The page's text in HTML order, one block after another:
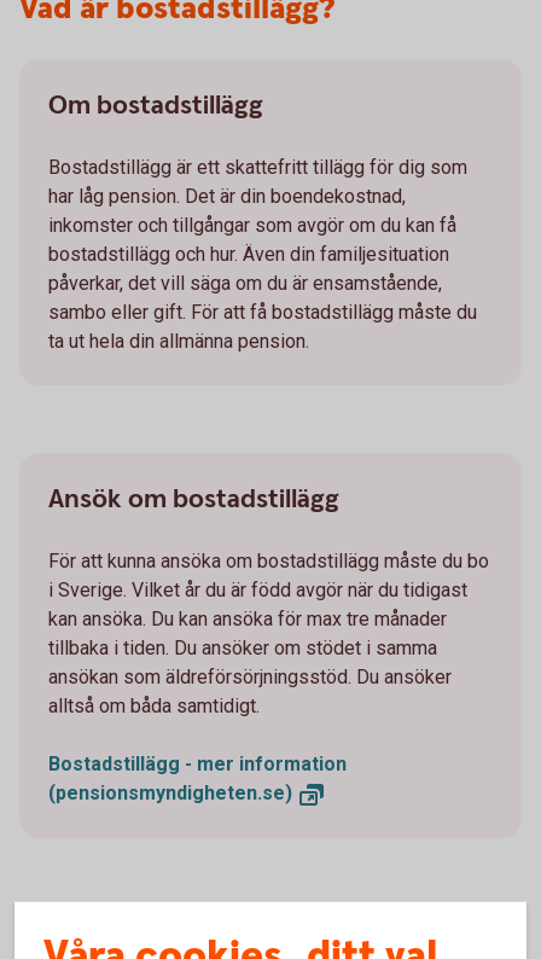
Vad är bostadstillägg?
Om bostadstillägg
Bostadstillägg är ett skattefritt tillägg för dig som
har låg pension. Det är din boendekostnad,
inkomster och tillgångar som avgör om du kan få
bostadstillägg och hur. Även din familjesituation
påverkar, det vill säga om du är ensamstående,
sambo eller gift. För att få bostadstillägg måste du
ta ut hela din allmänna pension.
Ansök om bostadstillägg
För att kunna ansöka om bostadstillägg måste du bo
i Sverige. Vilket år du är född avgör när du tidigast
kan ansöka. Du kan ansöka för max tre månader
tillbaka i tiden. Du ansöker om stödet i samma
ansökan som äldreförsörjningsstöd. Du ansöker
alltså om båda samtidigt.
Bostadstillägg - mer information
(pensionsmyndigheten.se)